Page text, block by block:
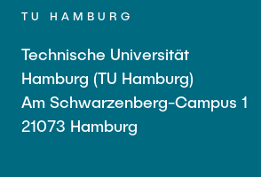
TU HAMBURG
Technische Universität
Hamburg (TU Hamburg)
Am Schwarzenberg-Campus 1
21073 Hamburg